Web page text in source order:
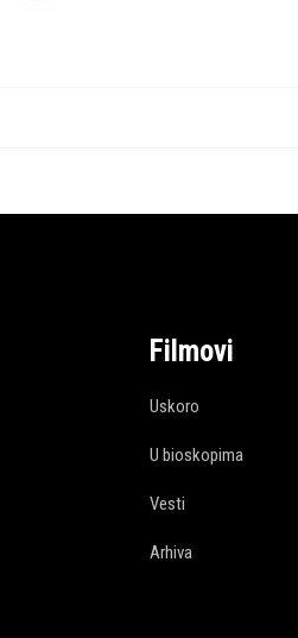
Filmovi
Uskoro
U bioskopima
Vesti
Arhiva